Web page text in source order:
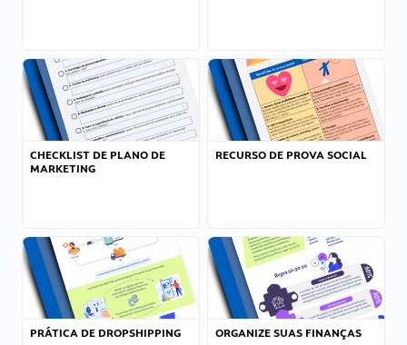
CHECKLIST DE PLANO DE
MARKETING
RECURSO DE PROVA SOCIAL
PRÁTICA DE DROPSHIPPING ORGANIZE SUAS FINANÇAS